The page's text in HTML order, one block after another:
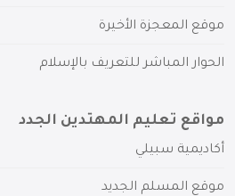
موقع المعجزة الأخيرة
الحوار المباشر للتعريف بالإسلام
مواقع تعليم المهتدين الجدد
أكاديمية سبيلي
موقع المسلم الجديد